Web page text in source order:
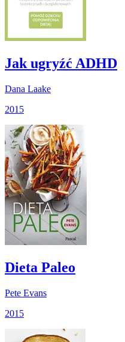
Jak ugryźć ADHD
Dana Laake
2015
Dieta Paleo
Pete Evans
2015